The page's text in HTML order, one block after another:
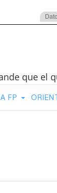
que el
FP